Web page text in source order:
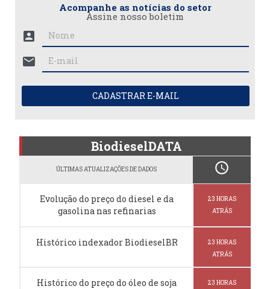
Acompanhe as notícias do setor
Assine nosso boletim
account_box
mail
CADASTRAR E-MAIL
BiodieselDATA
ÚLTIMAS ATUALIZAÇÕES DE DADOS schedule
Evolução do preço do diesel e da
gasolina nas refinarias
23 HORAS
ATRÁS
Histórico indexador BiodieselBR
23 HORAS
ATRÁS
Histórico do preço do óleo de soja
23 HORAS